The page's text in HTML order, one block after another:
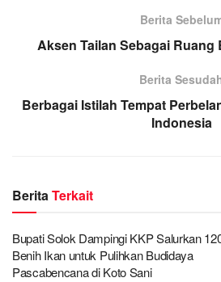
Berita
Aksen Tailan Sebagai Ruang
Berita
Berbagai Istilah Tempat
Indonesia
BeritaTerkait
Bupati Solok Dampingi KKP Salurkan
Benih Ikan untuk Pulihkan Budidaya
Pascabencana di Koto Sani